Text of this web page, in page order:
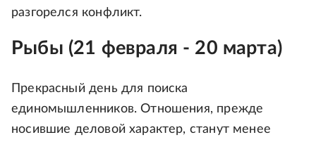
разгорелся конфликт.
Рыбы (21 февраля - 20 марта)
Прекрасный день для поиска
единомышленников. Отношения, прежде
носившие деловой характер, станут менее